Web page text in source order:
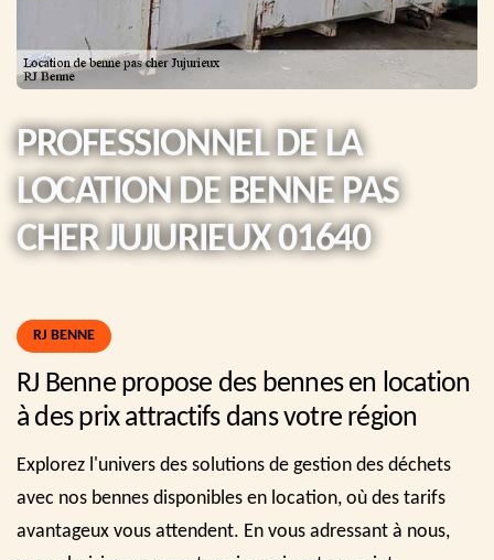
PROFESSIONNEL DE LA
LOCATION DE BENNE PAS
CHER JUJURIEUX 01640
RJ BENNE
RJ Benne propose des bennes en location
à des prix attractifs dans votre région
Explorez l'univers des solutions de gestion des déchets
avec nos bennes disponibles en location, où des tarifs
avantageux vous attendent. En vous adressant à nous,